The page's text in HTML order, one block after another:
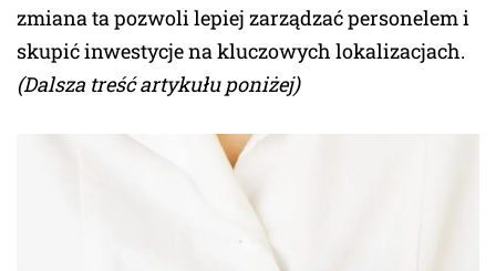
zmiana ta pozwoli lepiej zarządzać personelem i
skupić inwestycje na kluczowych lokalizacjach.
(Dalsza treść artykułu poniżej)